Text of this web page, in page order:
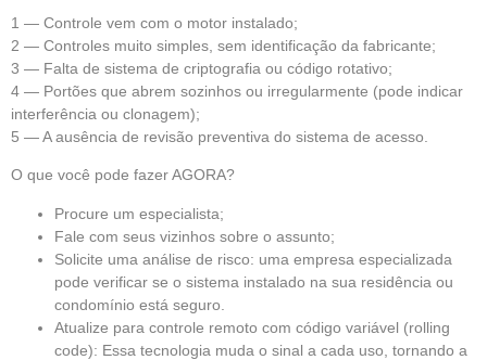
1 — Controle vem com o motor instalado;
2 — Controles muito simples, sem identificação da fabricante;
3 — Falta de sistema de criptografia ou código rotativo;
4 — Portões que abrem sozinhos ou irregularmente (pode indicar
interferência ou clonagem);
5 — A ausência de revisão preventiva do sistema de acesso.
O que você pode fazer AGORA?
Procure um especialista;
Fale com seus vizinhos sobre o assunto;
Solicite uma análise de risco: uma empresa especializada
pode verificar se o sistema instalado na sua residência ou
condomínio está seguro.
Atualize para controle remoto com código variável (rolling
code): Essa tecnologia muda o sinal a cada uso, tornando a